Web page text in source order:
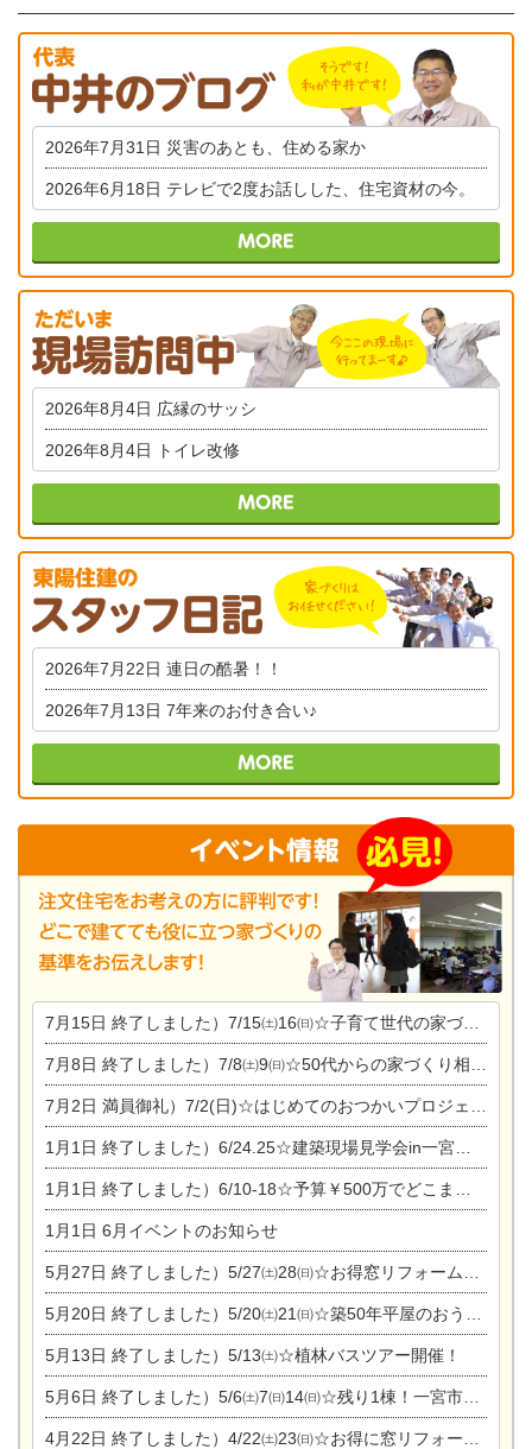
2026年7月31日 災害のあとも、住める家か
2026年6月18日 テレビで2度お話しした、住宅資材の今。
2026年8月4日 広縁のサッシ
2026年8月4日 トイレ改修
2026年7月22日 連日の酷暑！！
2026年7月13日 7年来のお付き合い♪
7月15日 終了しました）7/15㈯16㈰☆子育て世代の家づくり相談会
7月8日 終了しました）7/8㈯9㈰☆50代からの家づくり相談会
7月2日 満員御礼）7/2(日)☆はじめてのおつかいプロジェクト
1月1日 終了しました）6/24.25☆建築現場見学会in一宮市木曽川町
1月1日 終了しました）6/10-18☆予算￥500万でどこまでできるの？リフォーム相談会
1月1日 6月イベントのお知らせ
5月27日 終了しました）5/27㈯28㈰☆お得窓リフォーム個別相談会
5月20日 終了しました）5/20㈯21㈰☆築50年平屋のおうちリノベーション完成見学会
5月13日 終了しました）5/13㈯☆植林バスツアー開催！
5月6日 終了しました）5/6㈯7㈰14㈰☆残り1棟！一宮市限定モニター募集相談会(新築・建替え)
4月22日 終了しました）4/22㈯23㈰☆お得に窓リフォーム個別相談会